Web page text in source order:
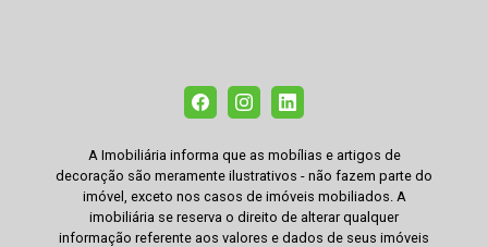
A Imobiliária informa que as mobílias e artigos de
decoração são meramente ilustrativos - não fazem parte do
imóvel, exceto nos casos de imóveis mobiliados. A
imobiliária se reserva o direito de alterar qualquer
informação referente aos valores e dados de seus imóveis